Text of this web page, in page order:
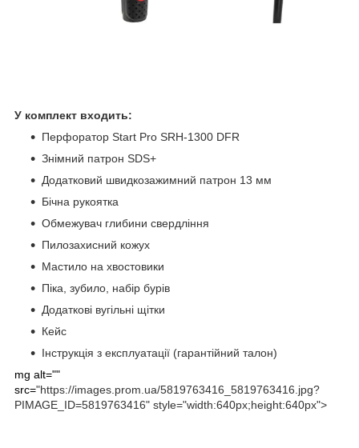
У комплект входить:
Перфоратор Start Pro SRH-1300 DFR
Знімний патрон SDS+
Додатковий швидкозажимний патрон 13 мм
Бічна рукоятка
Обмежувач глибини свердління
Пилозахисний кожух
Мастило на хвостовики
Піка, зубило, набір бурів
Додаткові вугільні щітки
Кейс
Інструкція з експлуатації (гарантійний талон)
mg alt=""
src="https://images.prom.ua/5819763416_5819763416.jpg?
PIMAGE_ID=5819763416" style="width:640px;height:640px">